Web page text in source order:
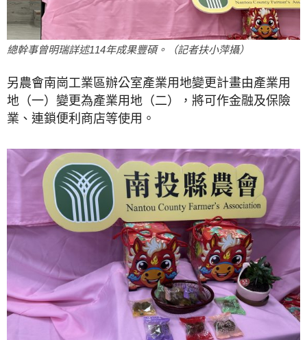
總幹事曾明瑞詳述114年成果豐碩。（記者扶小萍攝）
另農會南崗工業區辦公室產業用地變更計畫由產業用
地（一）變更為產業用地（二），將可作金融及保險
業、連鎖便利商店等使用。